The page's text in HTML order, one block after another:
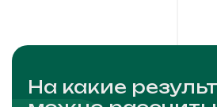
На какие